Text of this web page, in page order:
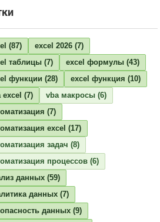
(87) excel 2026 (7)
таблицы (7) excel формулы (43)
функции (28) excel функция (10)
excel (7) vba макросы (6)
(7)
excel (17)
задач (8)
процессов (6)
данных (59)
данных (7)
данных (9)